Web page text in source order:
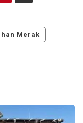
Merak